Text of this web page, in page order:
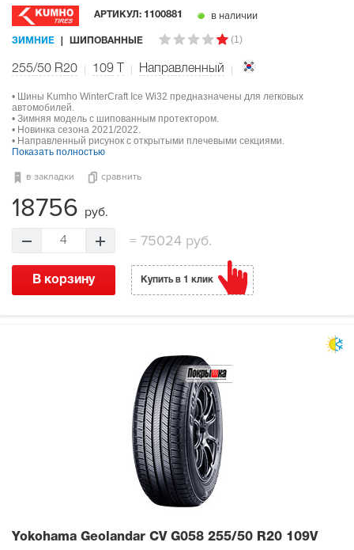
АРТИКУЛ: 1100881 в наличии
ЗИМНИЕ ШИПОВАННЫЕ (1)
255/50 R20 109 Направленный
• Шины Kumho WinterCraft Ice Wi32 предназначены для легковых
автомобилей.
• Зимняя модель с шипованным протектором.
• Новинка сезона 2021/2022.
• Направленный рисунок с открытыми плечевыми секциями.
Показать полностью
в закладки сравнить
18756 руб.
4 =75024 руб.
В корзину Купить в 1 клик
Yokohama Geolandar CV G058 255/50 R20 109V